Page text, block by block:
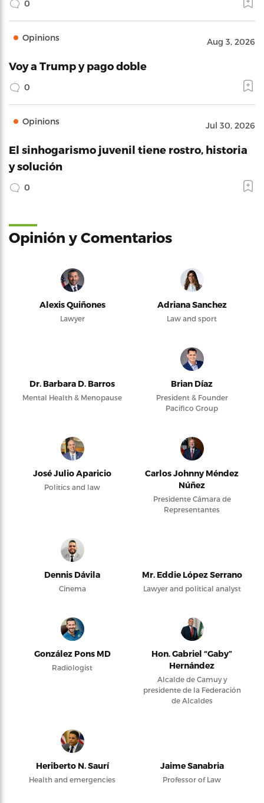
0
Opinions Aug 3, 2026
Voy a Trump y pago doble
0
Opinions Jul 30, 2026
El sinhogarismo juvenil tiene rostro, historia
y solución
0
Opinión y Comentarios
Alexis Quiñones
Lawyer
Adriana Sanchez
Law and sport
Dr. Barbara D. Barros
Mental Health & Menopause
Brian Díaz
President & Founder
Pacifico Group
José Julio Aparicio
Politics and law
Carlos Johnny Méndez
Núñez
Presidente Cámara de
Representantes
Dennis Dávila
Cinema
Mr. Eddie López Serrano
Lawyer and political analyst
González Pons MD
Radiologist
Hon. Gabriel “Gaby”
Hernández
Alcalde de Camuy y
presidente de la Federación
de Alcaldes
Heriberto N. Saurí
Health and emergencies
Jaime Sanabria
Professor of Law